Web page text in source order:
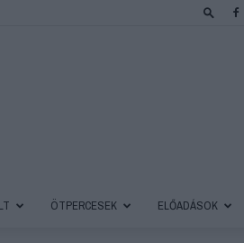
ÖTPERCESEK ELŐADÁSOK